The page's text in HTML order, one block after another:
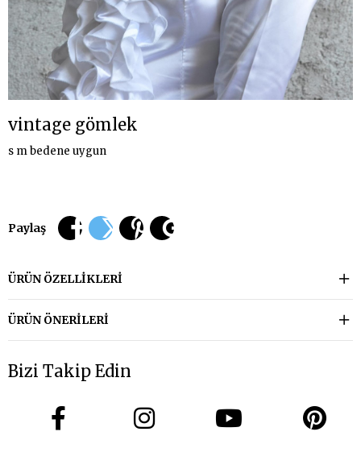
vintage gömlek
s m bedene uygun
Paylaş
ÜRÜN ÖZELLIKLERI
ÜRÜN ÖNERILERI
Bizi Takip Edin